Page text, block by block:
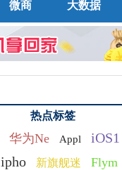
微商 大数据
热点标签
华为Ne Appl iOS1
ipho 新旗舰迷 Flym